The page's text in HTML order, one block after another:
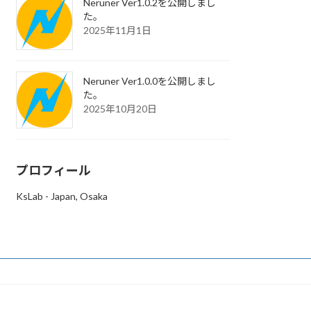
Neruner Ver1.0.2を公開しまし
た。
2025年11月1日
Neruner Ver1.0.0を公開しまし
た。
2025年10月20日
プロフィール
KsLab - Japan, Osaka